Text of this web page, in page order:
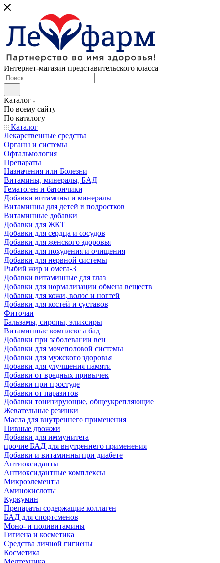
Интернет-магазин представительского класса
Каталог
По всему сайту
По каталогу
Каталог
Лекарственные средства
Органы и системы
Офтальмология
Препараты
Назначения или Болезни
Витамины, минералы, БАД
Гематоген и батончики
Добавки витамины и минералы
Витаминны для детей и подростков
Витаминные добавки
Добавки для ЖКТ
Добавки для сердца и сосудов
Добавки для женского здоровья
Добавки для похудения и очищения
Добавки для нервной системы
Рыбий жир и омега-3
Добавки витаминные для глаз
Добавки для нормализации обмена веществ
Добавки для кожи, волос и ногтей
Добавки для костей и суставов
Фиточаи
Бальзамы, сиропы, эликсиры
Витаминные комплексы бад
Добавки при заболевании вен
Добавки для мочеполовой системы
Добавки для мужского здоровья
Добавки для улучшения памяти
Добавки от вредных привычек
Добавки при простуде
Добавки от паразитов
Добавки тонизирующие, общеукрепляющие
Жевательные резинки
Масла для внутреннего применения
Пивные дрожжи
Добавки для иммунитета
прочие БАД для внутреннего применения
Добавки и витаминны при диабете
Антиоксиданты
Антиоксидантные комплексы
Микроэлементы
Аминокислоты
Куркумин
Препараты содержащие коллаген
БАД для спортсменов
Моно- и поливитамины
Гигиена и косметика
Средства личной гигиены
Косметика
Медтехника